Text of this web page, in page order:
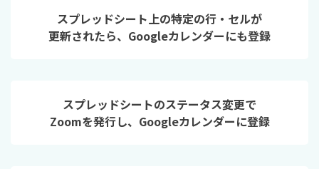
スプレッドシート上の特定の行・セルが
更新されたら、Googleカレンダーにも登録
スプレッドシートのステータス変更で
Zoomを発行し、Googleカレンダーに登録